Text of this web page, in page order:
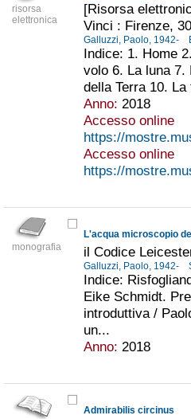
risorsa
elettronica
[Risorsa
Vinci : Firenze,
Galluzzi, Paolo, 1942-
Indice: 1. Home
volo 6. La luna 7.
della Terra 10.
Anno: 2018
Accesso online
https://
Accesso online
https://
monografia
L'acqua microscopio
il Codice
Galluzzi, Paolo, 1942-
Indice:
Eike Schmidt.
introduttiva /
un...
Anno: 2018
Admirabilis circinus